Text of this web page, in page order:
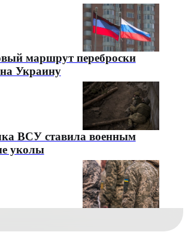
маршрут переброски
Украину
ВСУ ставила военным
уколы